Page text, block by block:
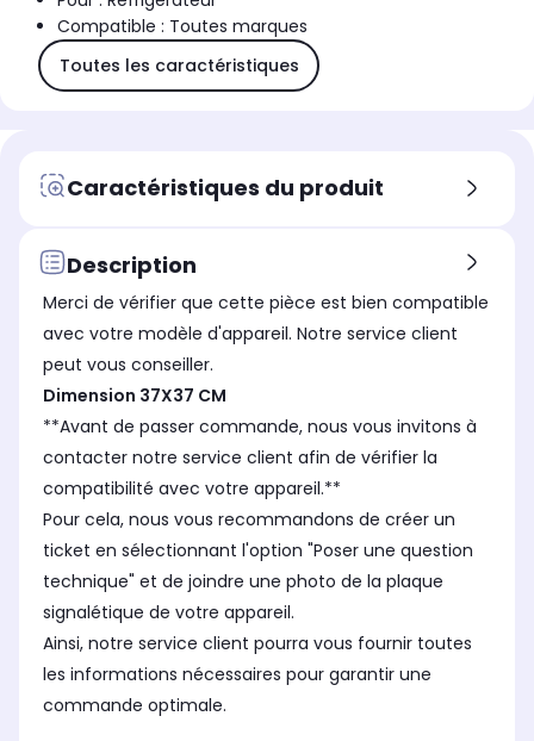
Compatible : Toutes marques
Toutes les caractéristiques
Caractéristiques du produit
Description
Merci de vérifier que cette pièce est bien compatible
avec votre modèle d'appareil. Notre service client
peut vous conseiller.
Dimension 37X37 CM
**Avant de passer commande, nous vous invitons à
contacter notre service client afin de vérifier la
compatibilité avec votre appareil.**
Pour cela, nous vous recommandons de créer un
ticket en sélectionnant l'option "Poser une question
technique" et de joindre une photo de la plaque
signalétique de votre appareil.
Ainsi, notre service client pourra vous fournir toutes
les informations nécessaires pour garantir une
commande optimale.